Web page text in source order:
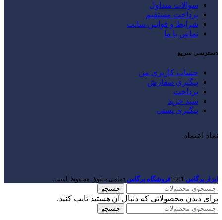
سوالات متداول
پرداخت مستقیم
شرایط و قوانین سایت
تماس با ما
دسترسی سریع
حساب کاربری من
پیگیری سفارش
پرداخت
سبد خرید
پیگیری پستی
نماد اعتماد
ابزار پرگاس 1401فروشگاه پرگاس.تمامی حقوق محفوظ است.
جستجو
برای دیدن محصولاتی که دنبال آن هستید تایپ کنید.
جستجو